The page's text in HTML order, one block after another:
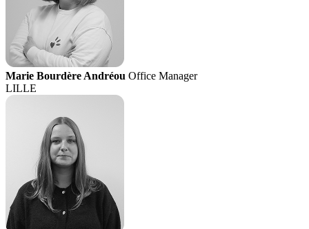
Marie Bourdère Andréou Office Manager
LILLE